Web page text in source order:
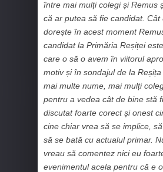
între mai mulți colegi și Remus
că ar putea să fie candidat. Cât
dorește în acest moment
candidat la Primăria Reșiței
care o să o avem în viitorul
motiv și în sondajul de la
mai multe nume, mai mulți
pentru a vedea cât de bine stă
discutat foarte corect și onest
cine chiar vrea să se implice,
să se bată cu actualul primar.
vreau să comentez nici eu
evenimentul acela pentru că e